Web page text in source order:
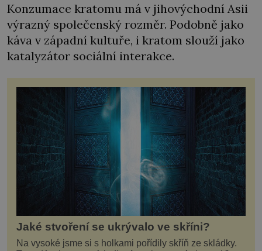
Konzumace kratomu má v jihovýchodní Asii
výrazný společenský rozměr. Podobně jako
káva v západní kultuře, i kratom slouží jako
katalyzátor sociální interakce.
Jaké stvoření se ukrývalo ve skříni?
Na vysoké jsme si s holkami pořídily skříň ze skládky.